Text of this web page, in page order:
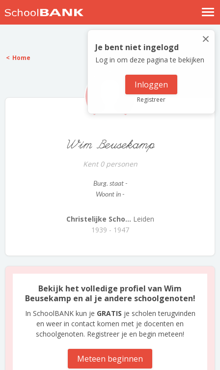
Nostalgische verhalen
Log in
Meld je gratis aan
×
Je bent niet ingelogd
Log in om deze pagina te bekijken
Inloggen
Registreer
Home
Wim Beusekamp
Kent 0 personen
Burg. staat -
Woont in -
Christelijke Scho... Leiden
1939 - 1947
Bekijk het volledige profiel van Wim
Beusekamp en al je andere schoolgenoten!
In SchoolBANK kun je GRATIS je scholen terugvinden
en weer in contact komen met je docenten en
schoolgenoten. Registreer je en begin meteen!
Meteen beginnen